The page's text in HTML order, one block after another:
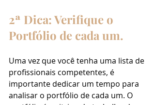
2ª Dica: Verifique o
Portfólio de cada um.
Uma vez que você tenha uma lista de
profissionais competentes, é
importante dedicar um tempo para
analisar o portfólio de cada um. O